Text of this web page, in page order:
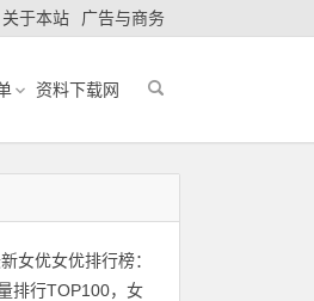
关于本站 广告与商务
资料下载网
女优女优排行榜：
排行TOP100，女